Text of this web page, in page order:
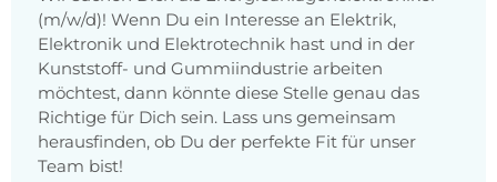
(m/w/d)! Wenn Du ein Interesse an Elektrik,
Elektronik und Elektrotechnik hast und in der
Kunststoff- und Gummiindustrie arbeiten
möchtest, dann könnte diese Stelle genau das
Richtige für Dich sein. Lass uns gemeinsam
herausfinden, ob Du der perfekte Fit für unser
Team bist!